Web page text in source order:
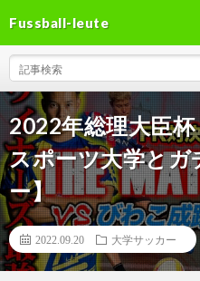
Fussball-leute
2022年総理大臣
スポーツ大学とガ
ー】
2022.09.20 大学サッカー